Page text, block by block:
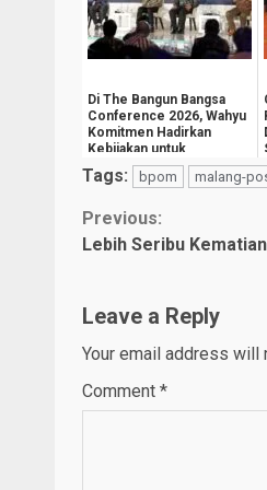
Di The Bangun Bangsa
Conference 2026, Wahyu
Komitmen Hadirkan
Kebijakan untuk
Kesejahteraan
Masyarak...
Tags: bpom malang-
Continue
Previous:
Lebih Seribu
Leave a Reply
Your email address will
Comment *